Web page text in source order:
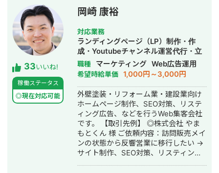
また、常にレスを早めに対応を心がけ
ておりまして24時間365日対応が可能
です。 実際、弊社は地域名＋施術で上
位表示が得意得意で、かなりの施術名
をハックしています。 また、医療広告
ガイドライン、薬機法にも対応した知
見もあり安全性にも対応しておりま
す。 ■実績■ ・某美容系ビックワード
で圏外→10位以内（半年） ・美容施術
系ビッグワード 2位 ・新規患者数PV
が3ヶ月で２倍 ・半年で新規患者数が
1.5倍！
33いいね!
稼働ステータス
◎現在対応可能
岡崎 康裕
対応業務
ランディングページ（LP）制作・作
成・Youtubeチャンネル運営代行・立
ち上げ・SEO対策・新規事業立上・
SNS運用代行・記事作成代行・ライテ
ィング・ホームページ制作・作成・バ
ナー制作・デザイン・リスティング広
告運用代行・オウンドメディア制作・
構築・運用代行・動画制作・動画編集
職種 マーケティング Web広告運用
希望時給単価 1,000円～3,000円
外壁塗装・リフォーム業・建設業向け
ホームページ制作、SEO対策、リステ
ィング広告、などを行うWeb集客会社
です。 【取引先例】 ◎株式会社 やま
もとくん 様 ご依頼内容：訪問販売メイ
ンの状態から反響営業に移行したい →
サイト制作、SEO対策、リスティング